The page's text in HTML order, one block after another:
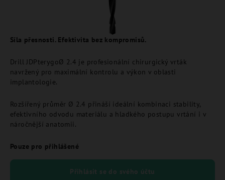
Síla přesnosti. Efektivita bez kompromisů.
Drill JDPterygoØ 2.4 je profesionální chirurgický vrták
navržený pro maximální kontrolu a výkon v oblasti
implantologie.
Rozšířený průměr Ø 2.4 přináší ideální kombinaci stability,
efektivního odvodu materiálu a hladkého postupu vrtání i v
náročnější anatomii.
Pouze pro přihlášené
Přihlásit se do svého účtu